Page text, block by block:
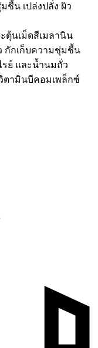
ชื้น เปล่งปลั่ง ผิว
ตุ้นเม็ดสีเมลานิน
กักเก็บความชุ่มชื้น
รย์ และน้ำนมถั่ว
ตามินบีคอมเพล็กซ์